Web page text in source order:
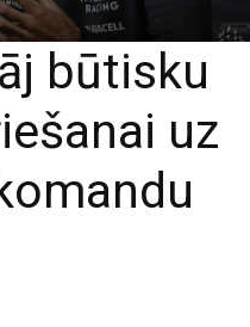
būtisku
uz